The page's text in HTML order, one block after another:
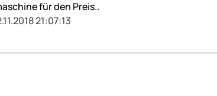
für den Preis..
21:07:13